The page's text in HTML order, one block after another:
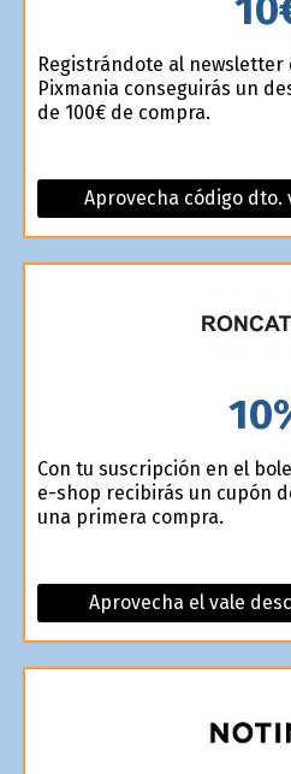
Registrándote al newsletter
Pixmania conseguirás un
de 100€ de compra.
Aprovecha código dto.
Con tu suscripción en el
e-shop recibirás un cupón
una primera compra.
Aprovecha el vale